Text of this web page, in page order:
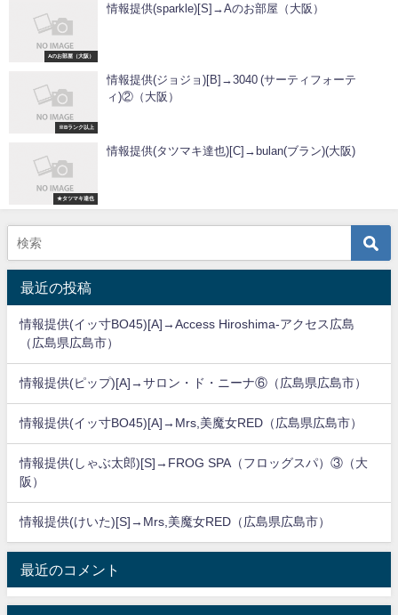
Aのお部屋（大阪）
情報提供(sparkle)[S]→Aのお部屋（大阪）
※Bランク以上
情報提供(ジョジョ)[B]→3040 (サーティフォーテ
ィ)②（大阪）
★タツマキ達也
情報提供(タツマキ達也)[C]→bulan(ブラン)(大阪)
最近の投稿
情報提供(イッ寸BO45)[A]→Access Hiroshima-アクセス広島
（広島県広島市）
情報提供(ピップ)[A]→サロン・ド・ニーナ⑥（広島県広島市）
情報提供(イッ寸BO45)[A]→Mrs,美魔女RED（広島県広島市）
情報提供(しゃぶ太郎)[S]→FROG SPA（フロッグスパ）③（大
阪）
情報提供(けいた)[S]→Mrs,美魔女RED（広島県広島市）
最近のコメント